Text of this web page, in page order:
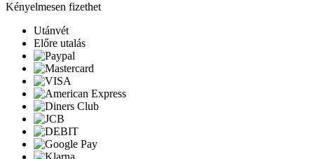
Kényelmesen fizethet
Utánvét
Előre utalás